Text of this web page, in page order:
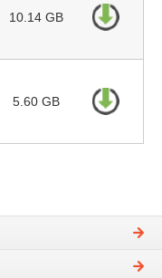
10.14 GB
5.60 GB